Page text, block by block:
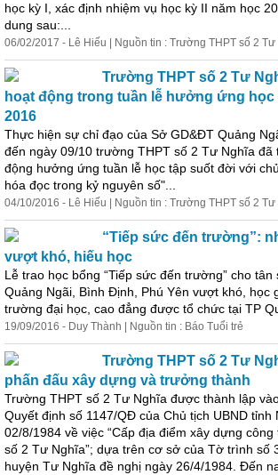
học kỳ I, xác định nhiệm vụ học kỳ II năm học
dung sau:...
06/02/2017 - Lê Hiếu | Nguồn tin : Trường THPT số 2
Trường THPT số 2 Tư
hoạt động trong tuần lễ hưởng ứng
2016
Thực hiện sự chỉ đạo của Sở GD&ĐT Quảng
đến ngày 09/10 trường THPT số 2 Tư Nghĩa đã
động hưởng ứng tuần lễ học tập suốt đời với
hóa đọc trong kỷ nguyên số"...
04/10/2016 - Lê Hiếu | Nguồn tin : Trường THPT số 2
​“Tiếp sức đến trường”:
vượt khó, hiếu học
Lễ trao học bổng “Tiếp sức đến trường” cho tân
Quảng Ngãi, Bình Định, Phú Yên vượt khó, học
trường đại học, cao đẳng được tổ chức tại TP
19/09/2016 - Duy Thành | Nguồn tin : Báo Tuổi trẻ
Trường THPT số 2 Tư
phấn đấu xây dựng và trưởng thành
Trường THPT số 2 Tư Nghĩa được thành lập
Quyết định số 1147/QĐ của Chủ tịch UBND tỉnh
02/8/1984 về việc “Cấp địa điểm xây dựng
số 2 Tư Nghĩa”; dựa trên cơ sở của Tờ trình số
huyện Tư Nghĩa đề nghị ngày 26/4/1984. Đến